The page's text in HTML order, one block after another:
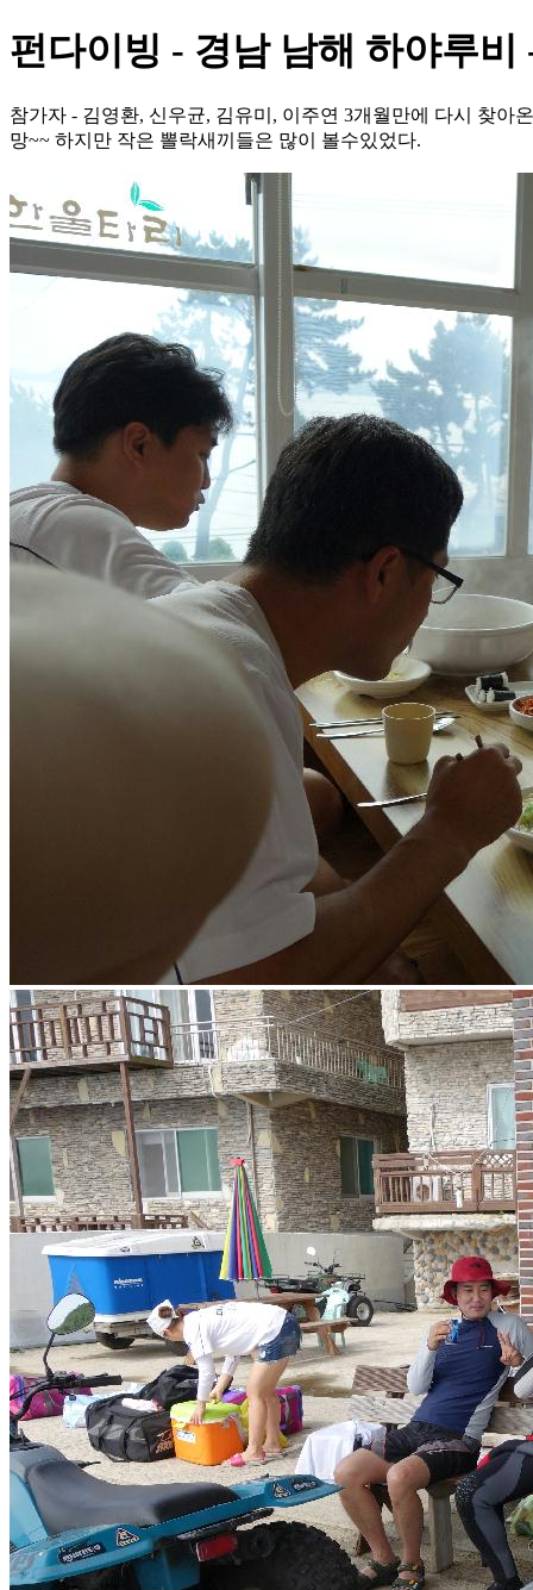
펀다이빙 - 경남 남해 하야루비
참가자 - 김영환, 신우균, 김유미, 이주연 3개월만에 다시 찾아
망~~ 하지만 작은 뽈락새끼들은 많이 볼수있었다.